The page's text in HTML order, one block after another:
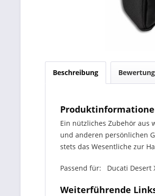
Beschreibung
Ein nützliches Zubehör aus
und anderen persönlichen
stets das Wesentliche zur
Passend für: Ducati Desert
Weiterführende